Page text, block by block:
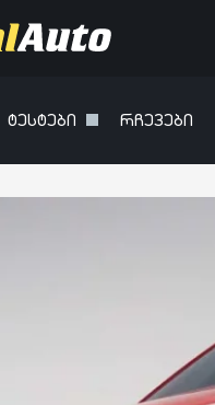
ტესტები რჩევები